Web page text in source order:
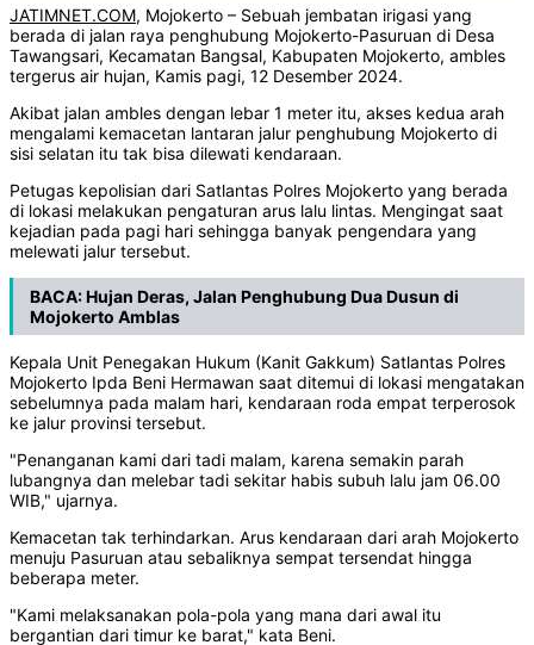
JATIMNET.COM, Mojokerto – Sebuah jembatan irigasi yang
berada di jalan raya penghubung Mojokerto-Pasuruan di Desa
Tawangsari, Kecamatan Bangsal, Kabupaten Mojokerto, ambles
tergerus air hujan, Kamis pagi, 12 Desember 2024.
Akibat jalan ambles dengan lebar 1 meter itu, akses kedua arah
mengalami kemacetan lantaran jalur penghubung Mojokerto di
sisi selatan itu tak bisa dilewati kendaraan.
Petugas kepolisian dari Satlantas Polres Mojokerto yang berada
di lokasi melakukan pengaturan arus lalu lintas. Mengingat saat
kejadian pada pagi hari sehingga banyak pengendara yang
melewati jalur tersebut.
BACA:Hujan Deras, Jalan Penghubung Dua Dusun di
Mojokerto Amblas
Kepala Unit Penegakan Hukum (Kanit Gakkum) Satlantas Polres
Mojokerto Ipda Beni Hermawan saat ditemui di lokasi mengatakan
sebelumnya pada malam hari, kendaraan roda empat terperosok
ke jalur provinsi tersebut.
"Penanganan kami dari tadi malam, karena semakin parah
lubangnya dan melebar tadi sekitar habis subuh lalu jam 06.00
WIB," ujarnya.
Kemacetan tak terhindarkan. Arus kendaraan dari arah Mojokerto
menuju Pasuruan atau sebaliknya sempat tersendat hingga
beberapa meter.
"Kami melaksanakan pola-pola yang mana dari awal itu
bergantian dari timur ke barat," kata Beni.